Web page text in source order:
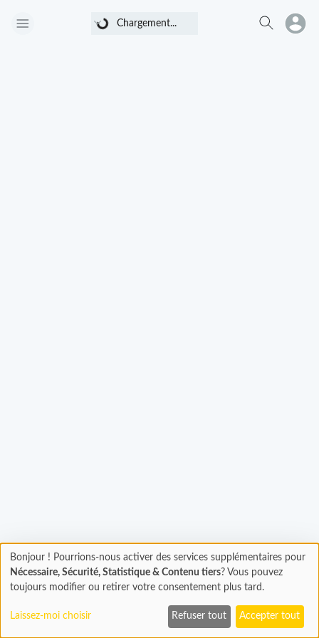
Chargement...
Chargement... Chargement
En cours...
Bonjour ! Pourrions-nous activer des services supplémentaires pour
Nécessaire, Sécurité, Statistique & Contenu tiers? Vous pouvez
toujours modifier ou retirer votre consentement plus tard.
Laissez-moi choisir Refuser tout Accepter tout